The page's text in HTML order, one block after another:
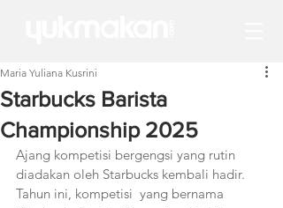
Starbucks Barista
Championship 2025
Maria Yuliana Kusrini
Ajang kompetisi bergengsi yang rutin
diadakan oleh Starbucks kembali hadir.
Tahun ini, kompetisi  yang bernama